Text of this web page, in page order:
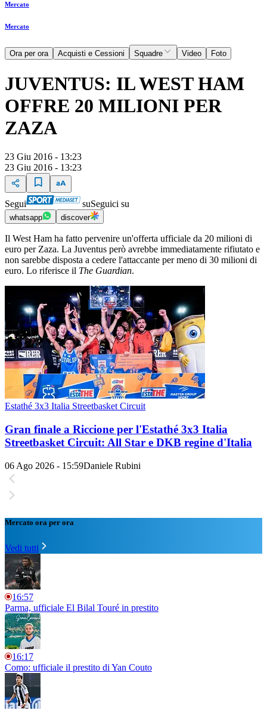
Mercato
Mercato
Ora per ora Acquisti e Cessioni Squadre Video Foto
JUVENTUS: IL WEST HAM
OFFRE 20 MILIONI PER
ZAZA
23 Giu 2016 - 13:23
23 Giu 2016 - 13:23
Segui suSeguici su
whatsapp discover
Il West Ham ha fatto pervenire un'offerta ufficiale da 20 milioni di
euro per Zaza. La Juventus però avrebbe immediatamente rifiutato e
non sarebbe disposta a cedere l'attaccante per meno di 30 milioni di
euro. Lo riferisce il The Guardian.
Estathé 3x3 Italia Streetbasket Circuit
Gran finale a Riccione per l'Estathé 3x3 Italia
Streetbasket Circuit: All Star e DKB regine d'Italia
06 Ago 2026 - 15:59Daniele Rubini
Mercato ora per ora
Vedi tutti
16:57
Parma, ufficiale El Bilal Touré in prestito
16:17
Como: ufficiale il prestito di Yan Couto